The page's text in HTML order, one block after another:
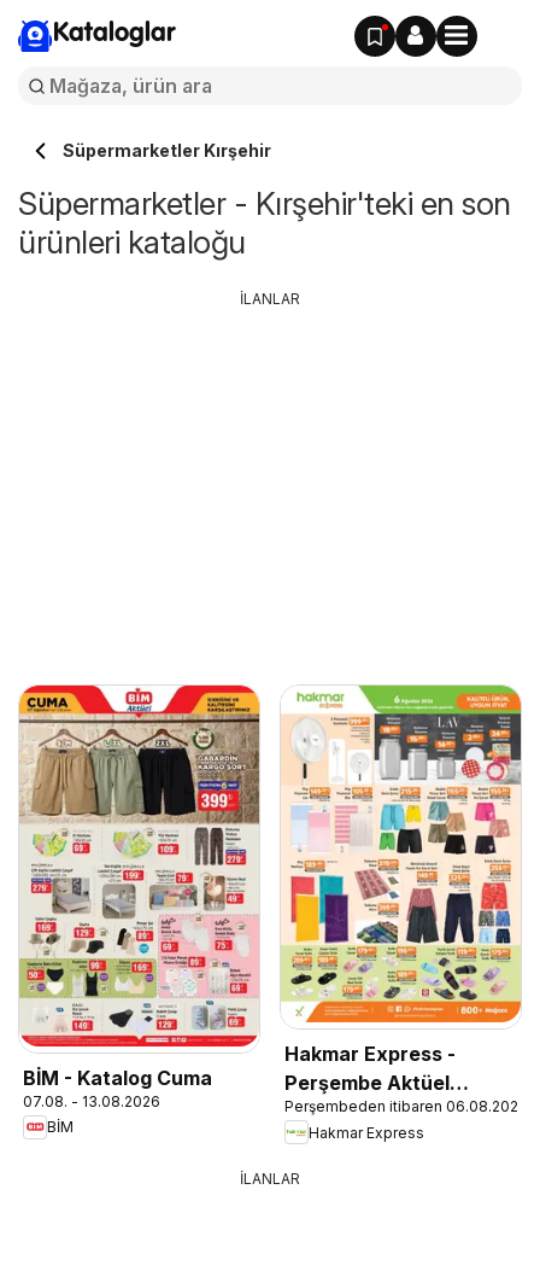
Kataloglar
Süpermarketler Kırşehir
Süpermarketler - Kırşehir'teki en son
ürünleri kataloğu
BİM - Katalog Cuma
07.08. - 13.08.2026
BİM
Hakmar Express -
Perşembe Aktüel
Ürünler
Perşembeden itibaren 06.08.2026
Hakmar Express
İLANLAR
İLANLAR